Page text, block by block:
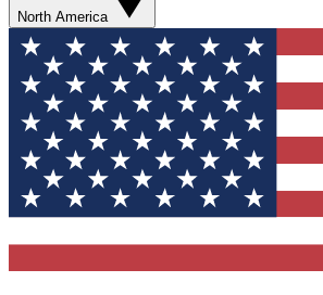
North America